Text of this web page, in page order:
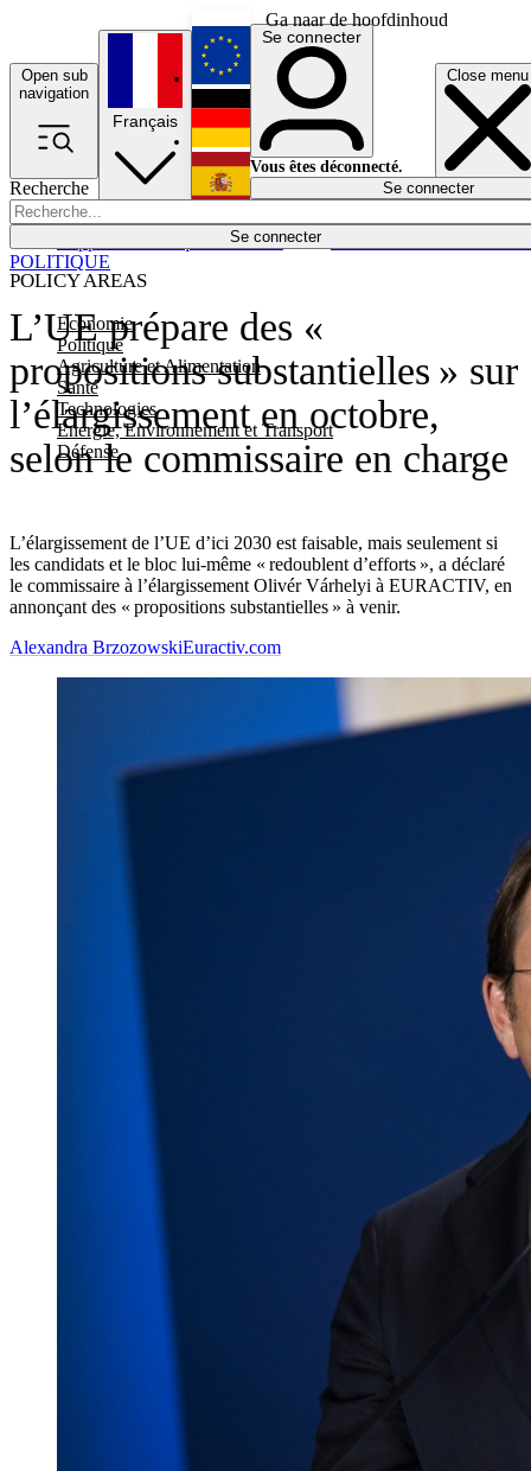
Ga naar de hoofdinhoud
Open sub
navigation
Close menu
Recherche
Se connecter
POLICY AREAS
Economie
Politique
Agriculture et Alimentation
Santé
Technologies
Energie, Environnement et Transport
Défense
Économie
Français
English
Deutsch
Español
Se connecter
Vous êtes déconnecté.
Se connecter
L’UE prépare des «
propositions substantielles » sur
l’élargissement en octobre,
selon le commissaire en charge
L’élargissement de l’UE d’ici 2030 est faisable, mais seulement si
les candidats et le bloc lui-même « redoublent d’efforts », a déclaré
le commissaire à l’élargissement Olivér Várhelyi à EURACTIV, en
annonçant des « propositions substantielles » à venir.
POLITIQUE
Alexandra BrzozowskiEuractiv.com